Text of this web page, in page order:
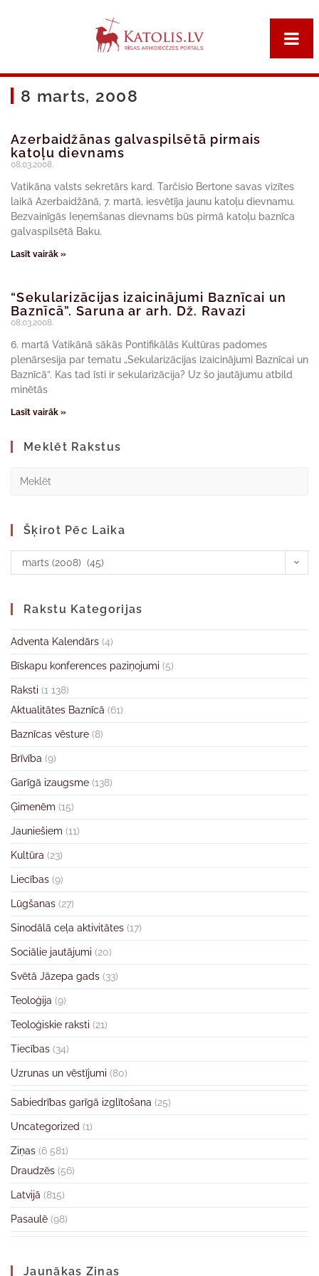
8 marts, 2008
Azerbaidžānas galvaspilsētā pirmais
katoļu dievnams
08.03.2008.
Vatikāna valsts sekretārs kard. Tarčisio Bertone savas vizītes
laikā Azerbaidžānā, 7. martā, iesvētīja jaunu katoļu dievnamu.
Bezvainīgās Ieņemšanas dievnams būs pirmā katoļu baznīca
galvaspilsētā Baku.
Lasīt vairāk »
“Sekularizācijas izaicinājumi Baznīcai un
Baznīcā”. Saruna ar arh. Dž. Ravazi
08.03.2008.
6. martā Vatikānā sākās Pontifikālās Kultūras padomes
plenārsesija par tematu „Sekularizācijas izaicinājumi Baznīcai un
Baznīcā”. Kas tad īsti ir sekularizācija? Uz šo jautājumu atbild
minētās
Lasīt vairāk »
Meklēt Rakstus
Šķirot Pēc Laika
marts (2008) (45)
Rakstu Kategorijas
Adventa Kalendārs (4)
Bīskapu konferences paziņojumi (5)
Raksti (1 138)
Aktualitātes Baznīcā (61)
Baznīcas vēsture (8)
Brīvība (9)
Garīgā izaugsme (138)
Ģimenēm (15)
Jauniešiem (11)
Kultūra (23)
Liecības (9)
Lūgšanas (27)
Sinodālā ceļa aktivitātes (17)
Sociālie jautājumi (20)
Svētā Jāzepa gads (33)
Teoloģija (9)
Teoloģiskie raksti (21)
Tiecības (34)
Uzrunas un vēstījumi (80)
Sabiedrības garīgā izglītošana (25)
Uncategorized (1)
Ziņas (6 581)
Draudzēs (56)
Latvijā (815)
Pasaulē (98)
Jaunākas Ziņas